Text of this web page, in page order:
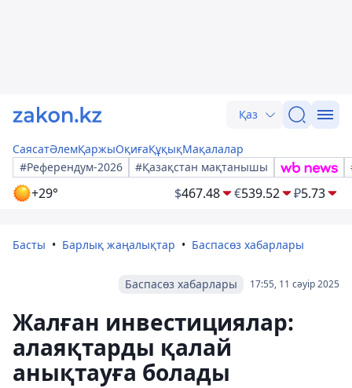
Қаз
СаясатӘлемҚаржыОқиғаҚұқықМақалалар
#Референдум-2026
#Қазақстан мақтанышы
+29° $467.48 €539.52 ₽5.73
Басты Барлық жаңалықтар Баспасөз хабарлары
17:55, 11 сәуір 2025
Баспасөз хабарлары
Жалған инвестициялар:
алаяқтарды қалай
анықтауға болады